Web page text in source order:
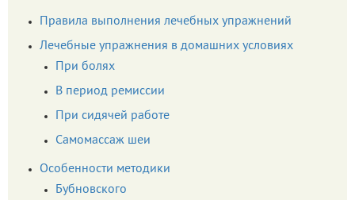
Правила выполнения лечебных упражнений
Лечебные упражнения в домашних условиях
При болях
В период ремиссии
При сидячей работе
Самомассаж шеи
Особенности методики
Бубновского